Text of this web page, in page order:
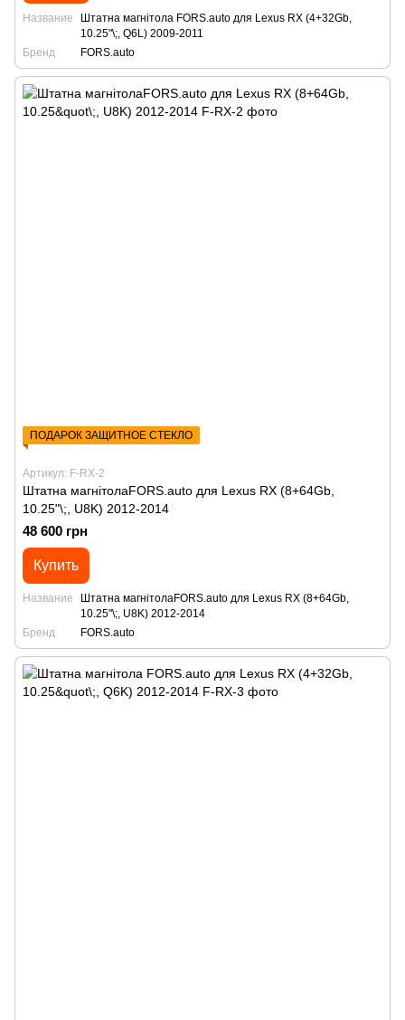
Название
Штатна магнітола FORS.auto для Lexus RX (4+32Gb,
10.25"\;, Q6L) 2009-2011
Бренд
FORS.auto
ПОДАРОК ЗАЩИТНОЕ СТЕКЛО
Артикул: F-RX-2
Штатна магнітолаFORS.auto для Lexus RX (8+64Gb,
10.25"\;, U8K) 2012-2014
48 600 грн
Купить
Название
Штатна магнітолаFORS.auto для Lexus RX (8+64Gb,
10.25"\;, U8K) 2012-2014
Бренд
FORS.auto